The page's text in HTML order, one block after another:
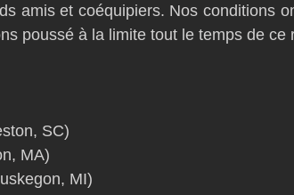
amis et coéquipiers. Nos conditions
poussé à la limite tout le temps de ce
SC)
MA)
MI)